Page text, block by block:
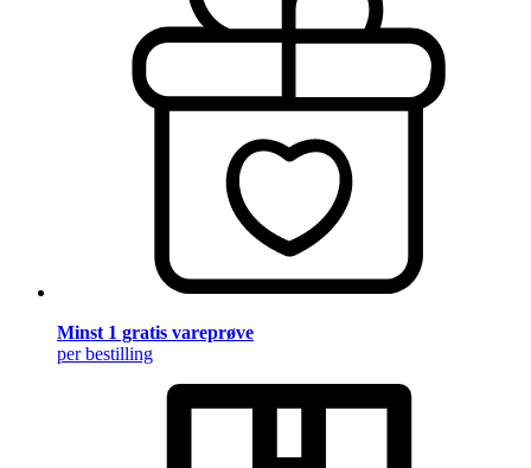
Minst 1 gratis vareprøve
per bestilling